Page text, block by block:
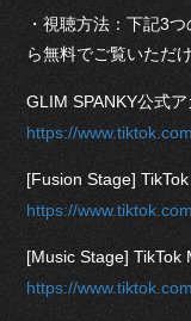
・視聴方法：下記3
ら無料でご覧いただけ
GLIM SPANKY公式ア
https://
[Fusion Stage]
https://
[Music Stage] TikTok
https://